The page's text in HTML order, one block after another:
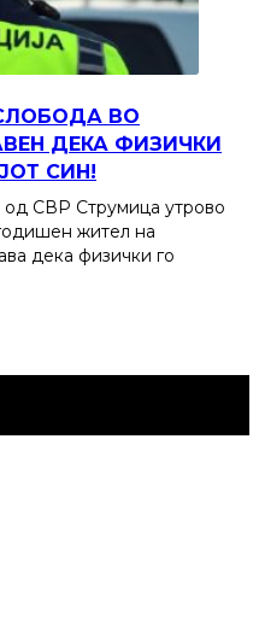
ВО
ДЕКА ФИЗИЧКИ
СИН!
СВР Струмица утрово
жител на
дека физички го